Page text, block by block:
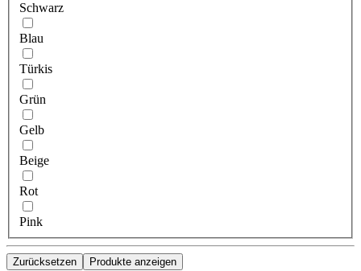
Schwarz
Blau
Türkis
Grün
Gelb
Beige
Rot
Pink
Zurücksetzen Produkte anzeigen